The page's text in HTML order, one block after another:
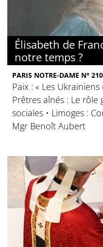
Élisabeth de
notre temps ?
PARIS NOTRE-DAME N°
Paix : « Les
Prêtres aînés : Le rôle
sociales • Limoges :
Mgr Benoît Aubert